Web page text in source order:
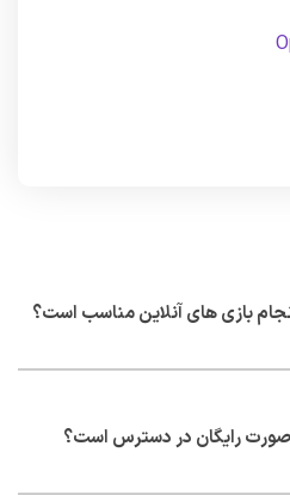
بازی های آنلاین مناسب است؟